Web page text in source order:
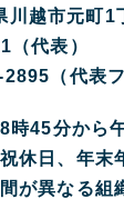
越市元町1
代表）
（代表フ
時45分から
休日、年
が異なる組